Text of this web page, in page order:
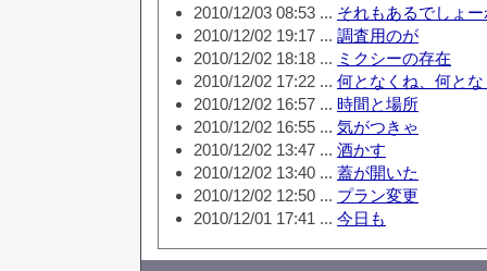
2010/12/03 08:53 ... それもあるでしょ
2010/12/02 19:17 ... 調査用のが
2010/12/02 18:18 ... ミクシーの存在
2010/12/02 17:22 ... 何となくね、何と
2010/12/02 16:57 ... 時間と場所
2010/12/02 16:55 ... 気がつきゃ
2010/12/02 13:47 ... 酒かす
2010/12/02 13:40 ... 蓋が開いた
2010/12/02 12:50 ... プラン変更
2010/12/01 17:41 ... 今日も